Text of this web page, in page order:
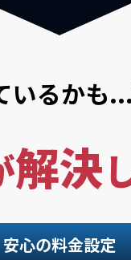
いるかも
解決
安心の料金設定